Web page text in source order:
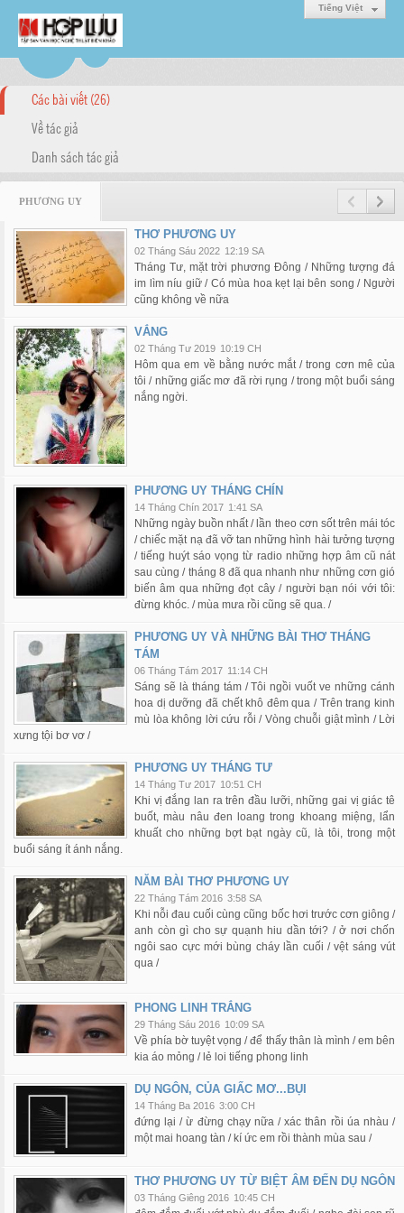
Tiếng Việt
Các bài viết (26)
Về tác giả
Danh sách tác giả
PHƯƠNG UY
THƠ PHƯƠNG UY
02 Tháng Sáu 2022 12:19 SA
Tháng Tư, mặt trời phương Đông / Những tượng đá
im lìm níu giữ / Có mùa hoa kẹt lại bên song / Người
cũng không về nữa
VẮNG
02 Tháng Tư 2019 10:19 CH
Hôm qua em về bằng nước mắt / trong cơn mê của
tôi / những giấc mơ đã rời rụng / trong một buổi sáng
nắng ngời.
PHƯƠNG UY THÁNG CHÍN
14 Tháng Chín 2017 1:41 SA
Những ngày buồn nhất / lần theo cơn sốt trên mái tóc
/ chiếc mặt nạ đã vỡ tan những hình hài tưởng tượng
/ tiếng huýt sáo vọng từ radio những hợp âm cũ nát
sau cùng / tháng 8 đã qua nhanh như những cơn gió
biến âm qua những đọt cây / người bạn nói với tôi:
đừng khóc. / mùa mưa rồi cũng sẽ qua. /
PHƯƠNG UY VÀ NHỮNG BÀI THƠ THÁNG
TÁM
06 Tháng Tám 2017 11:14 CH
Sáng sẽ là tháng tám / Tôi ngồi vuốt ve những cánh
hoa dị dưỡng đã chết khô đêm qua / Trên trang kinh
mù lòa không lời cứu rỗi / Vòng chuỗi giật mình / Lời
xưng tội bơ vơ /
PHƯƠNG UY THÁNG TƯ
14 Tháng Tư 2017 10:51 CH
Khi vị đắng lan ra trên đầu lưỡi, những gai vị giác tê
buốt, màu nâu đen loang trong khoang miệng, lẩn
khuất cho những bợt bạt ngày cũ, là tôi, trong một
buổi sáng ít ánh nắng.
NĂM BÀI THƠ PHƯƠNG UY
22 Tháng Tám 2016 3:58 SA
Khi nỗi đau cuối cùng cũng bốc hơi trước cơn giông /
anh còn gì cho sự quạnh hiu dần tới? / ở nơi chốn
ngôi sao cực mới bùng cháy lần cuối / vệt sáng vút
qua /
PHONG LINH TRẮNG
29 Tháng Sáu 2016 10:09 SA
Về phía bờ tuyệt vọng / để thấy thân là mình / em bên
kia áo mỏng / lẻ loi tiếng phong linh
DỤ NGÔN, CỦA GIẤC MƠ...BỤI
14 Tháng Ba 2016 3:00 CH
đứng lại / ừ đừng chạy nữa / xác thân rồi úa nhàu /
một mai hoang tàn / kí ức em rồi thành mùa sau /
THƠ PHƯƠNG UY TỪ BIỆT ÂM ĐẾN DỤ NGÔN
03 Tháng Giêng 2016 10:45 CH